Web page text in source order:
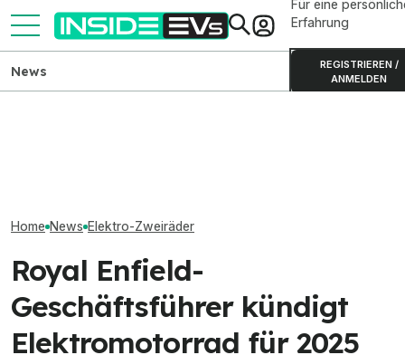
Für eine
Erfahrung
REGISTRIEREN /
ANMELDEN
News
Home News Elektro-Zweiräder
Royal Enfield-
Geschäftsführer kündigt
Elektromotorrad für 2025